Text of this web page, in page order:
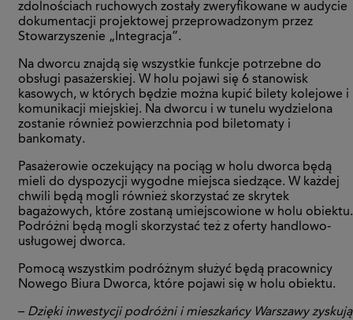
zdolnościach ruchowych zostały zweryfikowane w audycie
dokumentacji projektowej przeprowadzonym przez
Stowarzyszenie „Integracja”.
Na dworcu znajdą się wszystkie funkcje potrzebne do
obsługi pasażerskiej. W holu pojawi się 6 stanowisk
kasowych, w których będzie można kupić bilety kolejowe i
komunikacji miejskiej. Na dworcu i w tunelu wydzielona
zostanie również powierzchnia pod biletomaty i
bankomaty.
Pasażerowie oczekujący na pociąg w holu dworca będą
mieli do dyspozycji wygodne miejsca siedzące. W każdej
chwili będą mogli również skorzystać ze skrytek
bagażowych, które zostaną umiejscowione w holu obiektu.
Podróżni będą mogli skorzystać też z oferty handlowo-
usługowej dworca.
Pomocą wszystkim podróżnym służyć będą pracownicy
Nowego Biura Dworca, które pojawi się w holu obiektu.
– Dzięki inwestycji podróżni i mieszkańcy Warszawy zyskują